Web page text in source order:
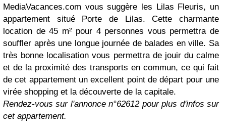
MediaVacances.com vous suggère les Lilas Fleuris, un
appartement situé Porte de Lilas. Cette charmante
location de 45 m² pour 4 personnes vous permettra de
souffler après une longue journée de balades en ville. Sa
très bonne localisation vous permettra de jouir du calme
et de la proximité des transports en commun, ce qui fait
de cet appartement un excellent point de départ pour une
virée shopping et la découverte de la capitale.
Rendez-vous sur l'annonce n°62612 pour plus d'infos sur
cet appartement.